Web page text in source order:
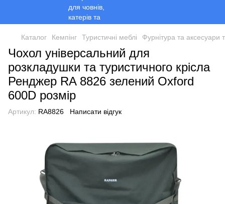
Каталог Кемпінг Туристичні меблі Фурнітура та аксесуари
Чохол універсальний для
розкладушки та туристичного крісла
Ренджер RA 8826 зелений Oxford
600D розмір
Артикул: RA8826 Написати відгук